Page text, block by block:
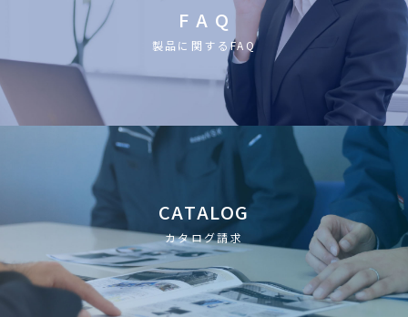
F A Q
製品に関するFAQ
CATALOG
カタログ請求